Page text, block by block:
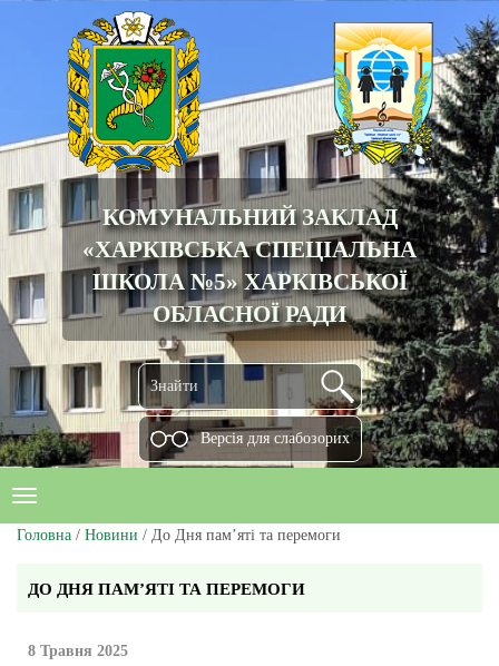
КОМУНАЛЬНИЙ ЗАКЛАД
«ХАРКІВСЬКА СПЕЦІАЛЬНА
ШКОЛА №5» ХАРКІВСЬКОЇ
ОБЛАСНОЇ РАДИ
Версiя для слабозорих
Головна / Новини / До Дня пам’яті та перемоги
ДО ДНЯ ПАМ’ЯТІ ТА ПЕРЕМОГИ
8 Травня 2025